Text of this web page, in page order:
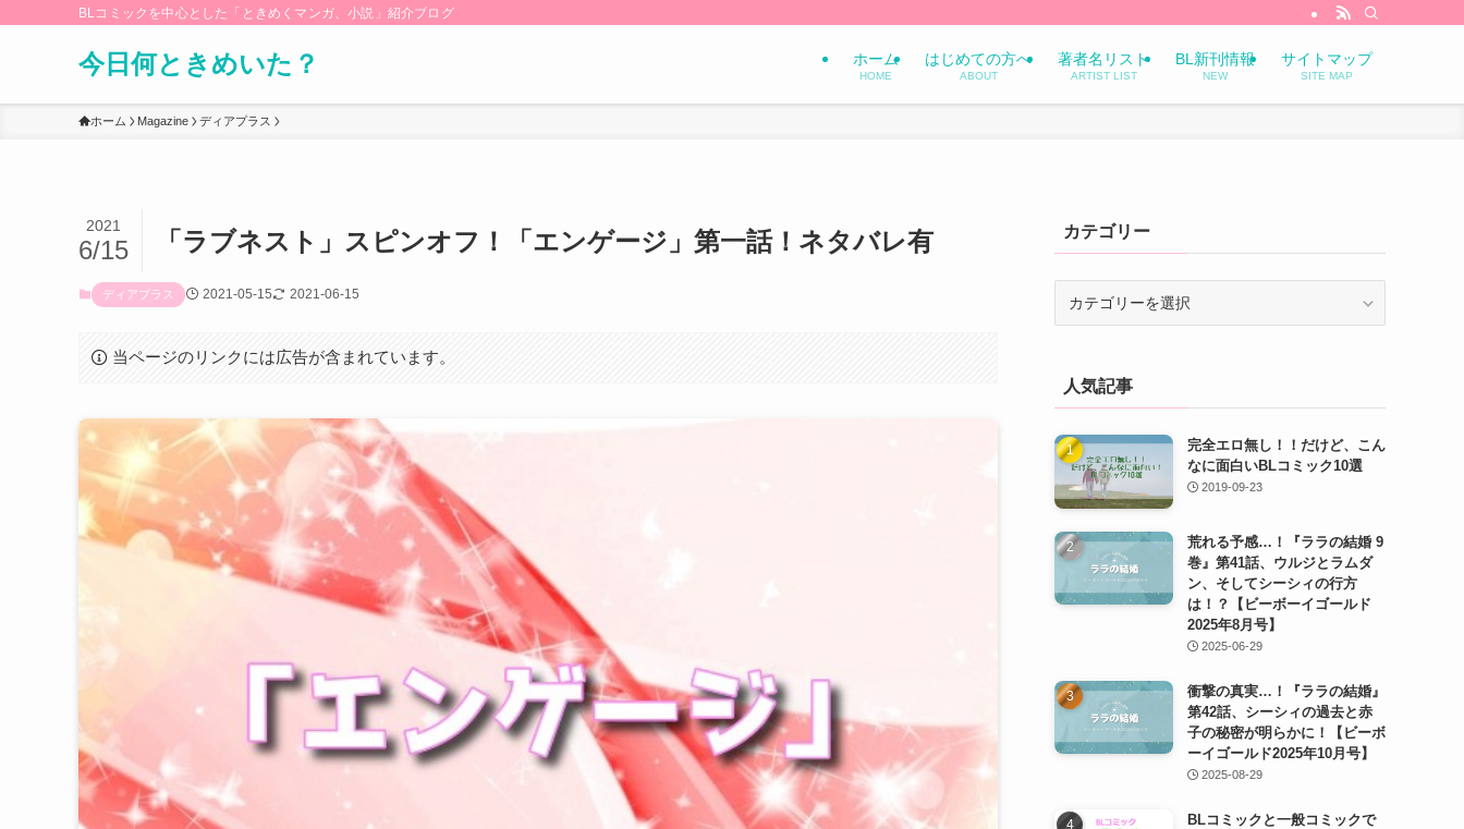
BLコミックを中心とした「ときめくマンガ、小説」紹介ブログ
今日何ときめいた？ ホーム
HOME
はじめての方へ
ABOUT
著者名リスト
ARTIST LIST
BL新刊情報
NEW
サイトマップ
SITE MAP
ホーム Magazine ディアプラス
「ラブネスト」スピンオフ！「エンゲージ」第一話！ネタバレ有
2021
6/15
ディアプラス 2021-05-15 2021-06-15
当ページのリンクには広告が含まれています。
カテゴリー
ー人気記事
完全エロ無し！！だけど、こん
なに面白いBLコミック10選
2019-09-23
荒れる予感…！『ララの結婚 9
巻』第41話、ウルジとラムダ
ン、そしてシーシィの行方
は！？【ビーボーイゴールド
2025年8月号】
2025-06-29
衝撃の真実…！『ララの結婚』
第42話、シーシィの過去と赤
子の秘密が明らかに！【ビーボ
ーイゴールド2025年10月号】
2025-08-29
BLコミックと一般コミックで